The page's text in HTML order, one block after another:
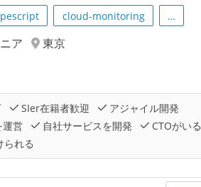
cloud-monitoring …
ア
東京
SIer在籍者歓迎
アジャイル開発
営 自社サービスを開発
CTOがいる
れる